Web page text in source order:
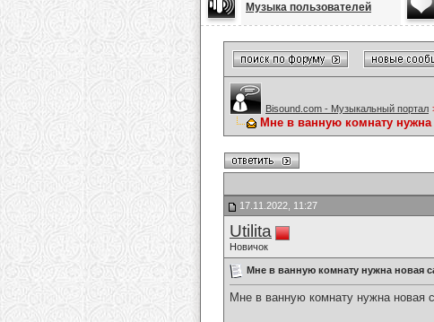
Музыка пользователей
Bisound.com - Музыкальный портал
Мне в ванную комнату нужна
17.11.2022, 11:27
Utilita
Новичок
Мне в ванную комнату нужна новая
Мне в ванную комнату нужна новая